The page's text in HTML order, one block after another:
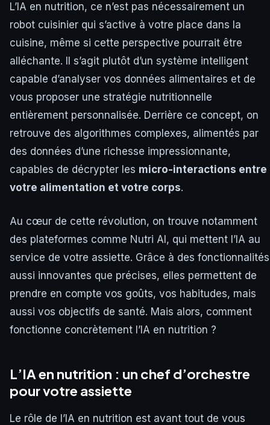
L’IA en nutrition, ce n’est pas nécessairement un
robot cuisinier qui s’active à votre place dans la
cuisine, même si cette perspective pourrait être
alléchante. Il s’agit plutôt d’un système intelligent
capable d’analyser vos données alimentaires et de
vous proposer une stratégie nutritionnelle
entièrement personnalisée. Derrière ce concept, on
retrouve des algorithmes complexes, alimentés par
des données d’une richesse impressionnante,
capables de décrypter les micro-interactions entre
votre alimentation et votre corps.
Au cœur de cette révolution, on trouve notamment
des plateformes comme Nutri AI, qui mettent l’IA au
service de votre assiette. Grâce à des fonctionnalités
aussi innovantes que précises, elles permettent de
prendre en compte vos goûts, vos habitudes, mais
aussi vos objectifs de santé. Mais alors, comment
fonctionne concrètement l’IA en nutrition ?
L’IA en nutrition : un chef d’orchestre
pour votre assiette
Le rôle de l’IA en nutrition est avant tout de vous